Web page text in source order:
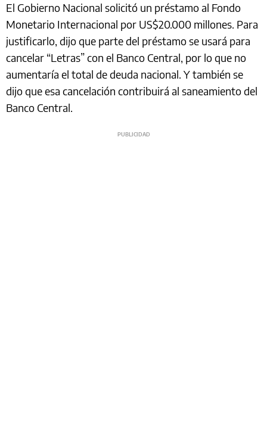
El Gobierno Nacional solicitó un préstamo al Fondo
Monetario Internacional por US$20.000 millones. Para
justificarlo, dijo que parte del préstamo se usará para
cancelar “Letras” con el Banco Central, por lo que no
aumentaría el total de deuda nacional. Y también se
dijo que esa cancelación contribuirá al saneamiento del
Banco Central.